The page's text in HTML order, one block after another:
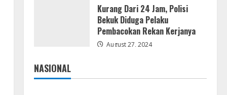
Kurang Dari 24 Jam, Polisi
Bekuk Diduga Pelaku
Pembacokan Rekan Kerjanya
August 27, 2024
NASIONAL
Jakarta